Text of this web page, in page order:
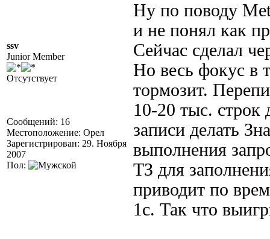
ssv
Junior Member
Отсутствует
Сообщений: 16
Местоположение: Орел
Зарегистрирован: 29. Ноября
2007
Пол:
Ну по поводу
и не понял как
Сейчас сделал
Но весь фокус в
тормозит.
10-20 тыс. строк
записи делать
выполнения
ТЗ для
приводит по
1с. Так что